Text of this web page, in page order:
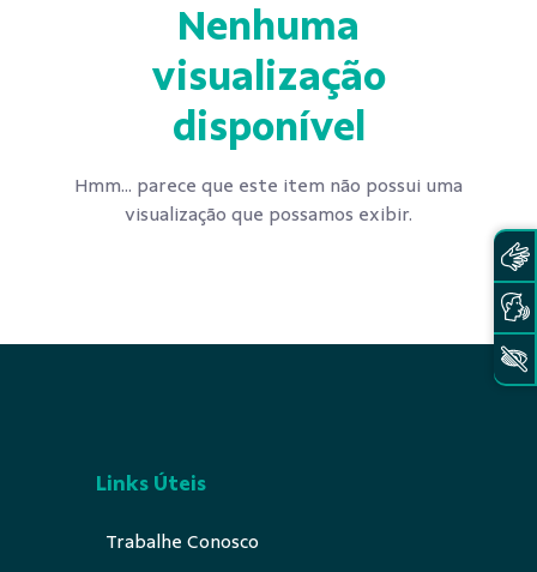
Nenhuma
visualização
disponível
Hmm... parece que este item não possui uma
visualização que possamos exibir.
Links Úteis
Trabalhe Conosco